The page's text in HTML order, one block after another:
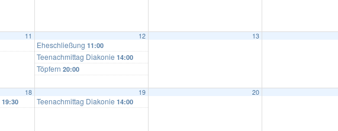
11 12
Eheschließung 11:00
Teenachmittag Diakonie 14:00
Töpfern 20:00
13
18
19:30
19
Teenachmittag Diakonie 14:00
20